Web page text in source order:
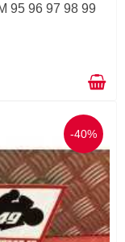
95 96 97 98 99
-40%